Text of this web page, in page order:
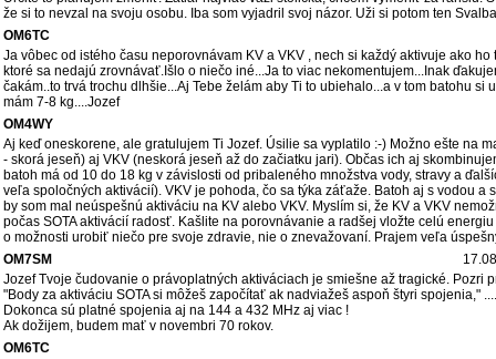
že si to nevzal na svoju osobu. Iba som vyjadril svoj názor. Uži si potom ten
OM6TC
Ja vôbec od istého času neporovnávam KV a VKV , nech si každý aktivuje ako
ktoré sa nedajú zrovnávať.Išlo o niečo iné...Ja to viac nekomentujem...Inak
čakám..to trvá trochu dlhšie...Aj Tebe želám aby Ti to ubiehalo...a v tom batohu
mám 7-8 kg....Jozef
OM4WY
Aj keď oneskorene, ale gratulujem Ti Jozef. Úsilie sa vyplatilo :-) Možno ešte na
- skorá jeseň) aj VKV (neskorá jeseň až do začiatku jari). Občas ich aj
batoh má od 10 do 18 kg v závislosti od pribaleného množstva vody, stravy a
veľa spoločných aktivácií). VKV je pohoda, čo sa týka záťaže. Batoh aj s vodou
by som mal neúspešnú aktiváciu na KV alebo VKV. Myslím si, že KV a VKV
počas SOTA aktivácií radosť. Kašlite na porovnávanie a radšej vložte celú
o možnosti urobiť niečo pre svoje zdravie, nie o znevažovaní. Prajem veľa
OM7SM
Jozef Tvoje čudovanie o právoplatných aktiváciach je smiešne až tragické. Pozri
"Body za aktiváciu SOTA si môžeš započítať ak nadviažeš aspoň štyri spojenia,"
Dokonca sú platné spojenia aj na 144 a 432 MHz aj viac !
Ak dožijem, budem mať v novembri 70 rokov.
OM6TC